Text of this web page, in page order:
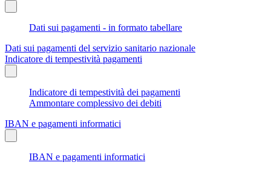
Dati sui pagamenti - in formato tabellare
Dati sui pagamenti del servizio sanitario nazionale
Indicatore di tempestività pagamenti
Indicatore di tempestività dei pagamenti
Ammontare complessivo dei debiti
IBAN e pagamenti informatici
IBAN e pagamenti informatici